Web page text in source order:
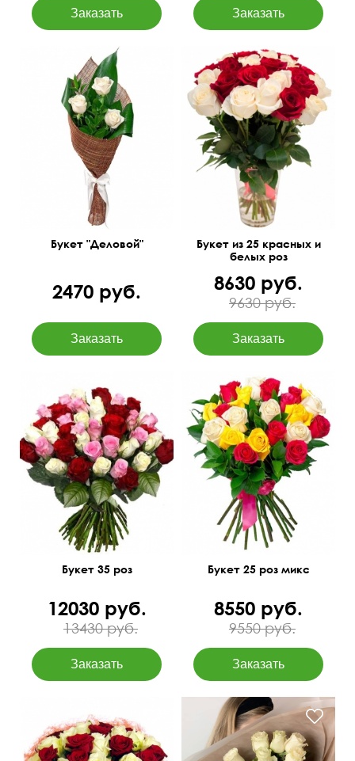
Белые розы, итальянский
русскус, аспидистра,
джут.
50 см
Букет "Деловой"
2470 руб.
50 см 35 см
Букет из 25 красных и
белых роз
8630 руб.
9630 руб.
50 см 40 см
Букет 35 роз
12030 руб.
13430 руб.
Разноцветные бутоны
50 см
35 см
Букет 25 роз микс
8550 руб.
9550 руб.